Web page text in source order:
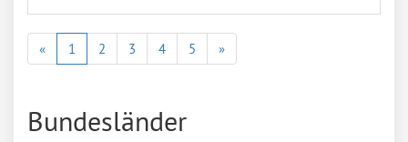
«Zurück
1 2 3 4 5 »Vorwärts
Bundesländer